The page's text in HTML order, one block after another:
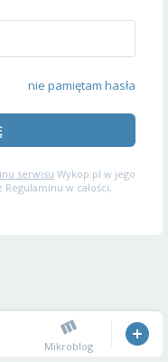
nie pamiętam hasła
serwisu Wykop.pl w jego
w całości,
Mikroblog